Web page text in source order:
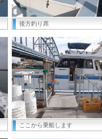
後方釣り席
ここから乗船します